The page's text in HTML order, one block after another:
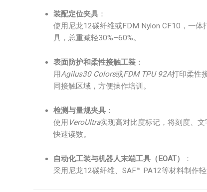
装配定位夹具 ：
使用尼龙12碳纤维或FDM Nylon CF10，一
具，总重减轻30%–60%。
表面防护和柔性接触工装 ：
用Agilus30 Colors或FDM TPU 92A打印柔性
同接触区域，方便操作培训。
检测与量规夹具 ：
使用 VeroUltra实现高对比度标记，将刻度、
快速读数。
自动化工装与机器人末端工具（EOAT）
：
采用尼龙12碳纤维、SAF™ PA12等材料制作